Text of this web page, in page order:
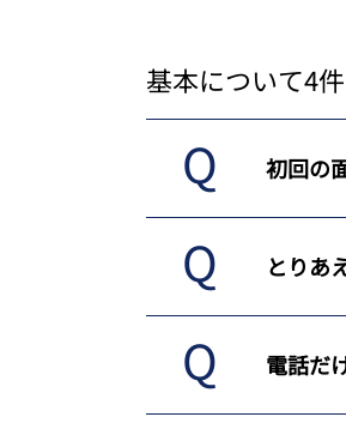
基本について4
初回の
とりあ
電話だ